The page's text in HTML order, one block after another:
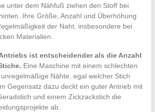
unter dem Nähfuß ziehen den Stoff bei
Ihre Größe, Anzahl und Überhöhung
der Naht, insbesondere bei
Materialien.
ist entscheidender als die Anzahl
Eine Maschine mit einem schlechten
Nähte, egal welcher Stich
Gegensatz dazu deckt ein guter Antrieb mit
und einem Zickzackstich die
ab.